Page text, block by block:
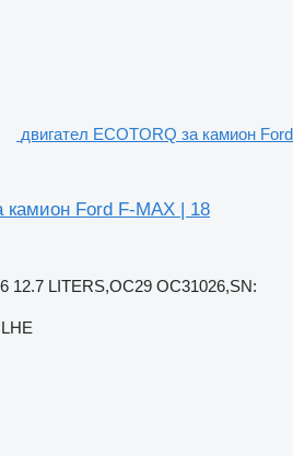
двигател ECOTORQ за камион Ford
камион Ford F-MAX | 18
12.7 LITERS,OC29 OC31026,SN: